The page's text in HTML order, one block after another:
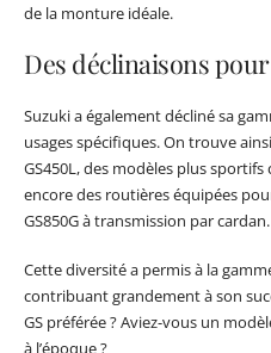
de la monture idéale.
Des déclinaisons
Suzuki a également décliné sa
usages spécifiques. On trouve
GS450L, des modèles plus sportifs
encore des routières équipées
GS850G à transmission par cardan.
Cette diversité a permis à la
contribuant grandement à son
GS préférée ? Aviez-vous un
à l’époque ?